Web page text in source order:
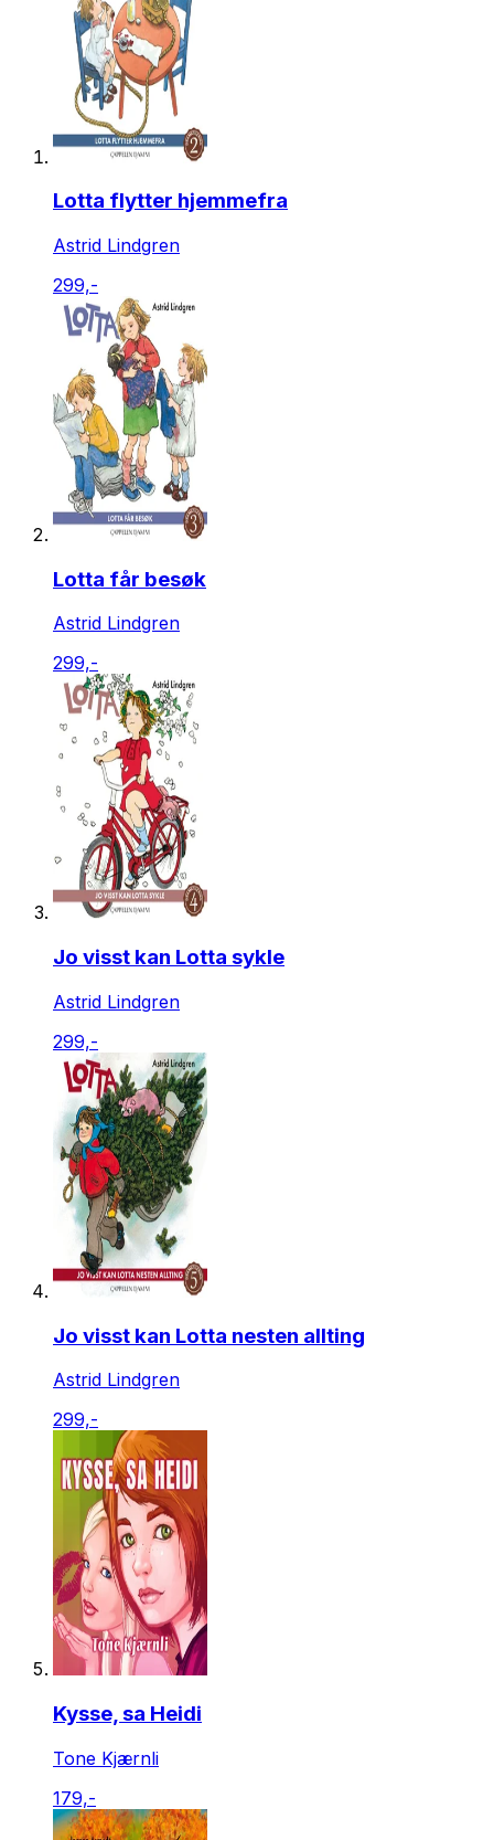
Lotta flytter hjemmefra
Astrid Lindgren
299,-
Lotta får besøk
Astrid Lindgren
299,-
Jo visst kan Lotta sykle
Astrid Lindgren
299,-
Jo visst kan Lotta nesten allting
Astrid Lindgren
299,-
Kysse, sa Heidi
Tone Kjærnli
179,-